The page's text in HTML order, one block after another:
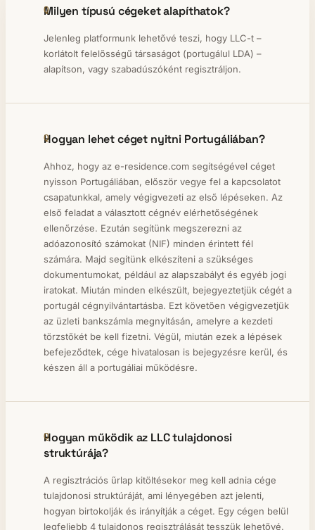
Milyen típusú cégeket alapíthatok?
Jelenleg platformunk lehetővé teszi, hogy LLC-t –
korlátolt felelősségű társaságot (portugálul LDA) –
alapítson, vagy szabadúszóként regisztráljon.
Hogyan lehet céget nyitni Portugáliában?
Ahhoz, hogy az e-residence.com segítségével céget
nyisson Portugáliában, először vegye fel a kapcsolatot
csapatunkkal, amely végigvezeti az első lépéseken. Az
első feladat a választott cégnév elérhetőségének
ellenőrzése. Ezután segítünk megszerezni az
adóazonosító számokat (NIF) minden érintett fél
számára. Majd segítünk elkészíteni a szükséges
dokumentumokat, például az alapszabályt és egyéb jogi
iratokat. Miután minden elkészült, bejegyeztetjük cégét a
portugál cégnyilvántartásba. Ezt követően végigvezetjük
az üzleti bankszámla megnyitásán, amelyre a kezdeti
törzstőkét be kell fizetni. Végül, miután ezek a lépések
befejeződtek, cége hivatalosan is bejegyzésre kerül, és
készen áll a portugáliai működésre.
Hogyan működik az LLC tulajdonosi
struktúrája?
A regisztrációs űrlap kitöltésekor meg kell adnia cége
tulajdonosi struktúráját, ami lényegében azt jelenti,
hogyan birtokolják és irányítják a céget. Egy cégen belül
legfeljebb 4 tulajdonos regisztrálását tesszük lehetővé.